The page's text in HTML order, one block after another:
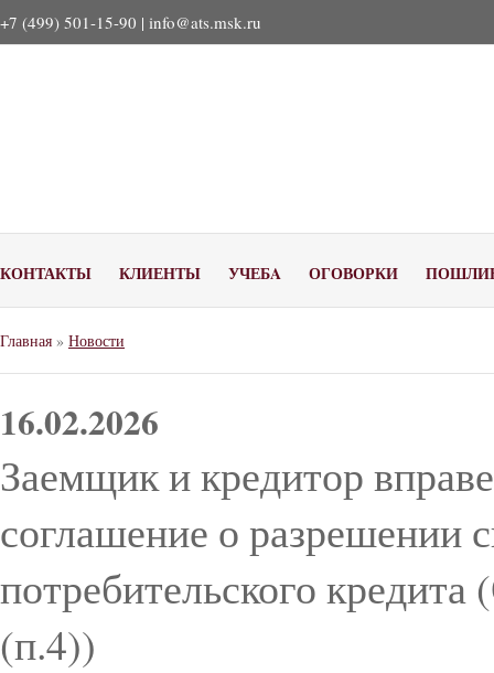
+7 (499) 501-15-90 | info@ats.msk.ru
КОНТАКТЫ КЛИЕНТЫ УЧЕБA ОГОВОРКИ
Главная » Новости
16.02.2026
Заемщик и кредитор
соглашение о разрешении
потребительского
(п.4))